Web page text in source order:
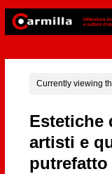
Currently viewing
Estetiche
artisti e
putrefatto